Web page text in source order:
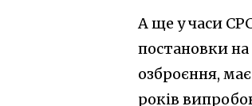
А ще у часи
постановки
озброєння,
років